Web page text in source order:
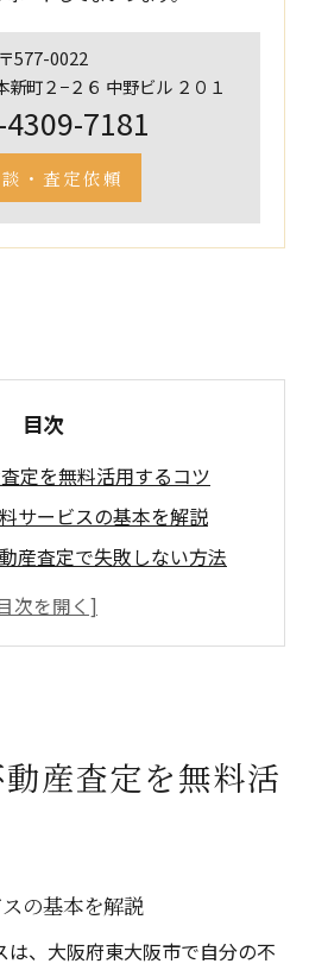
〒577-0022
町２−２６ 中野ビル ２０１
7181
・査定依頼
目次
定を無料活用するコツ
サービスの基本を解説
産査定で失敗しない方法
動産査定の選び方とは
きる無料不動産査定の特徴
較したい無料サービスの違
不動産査定の精度を高める
産査定を無料活
の基本を解説
、大阪府東大阪市で自分の不